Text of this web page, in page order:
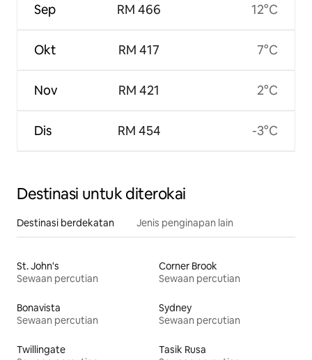
Sep
Okt
Nov
Dis
RM 466
RM 417
RM 421
RM 454
12°C
7°C
2°C
-3°C
Destinasi untuk diterokai
Destinasi berdekatan Jenis penginapan lain
St. John's
Sewaan percutian
Corner Brook
Sewaan percutian
Bonavista
Sewaan percutian
Sydney
Sewaan percutian
Twillingate
Tasik Rusa